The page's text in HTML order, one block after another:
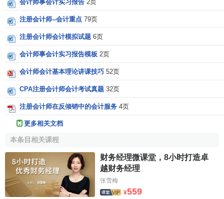
如何加入澳洲会计师公会
会员资质
申请人必须完成澳公会认可的大学学士学位；或完成非
澳公会认可的学士学位，再加上澳公会认可的转换课程或
计硕士课程。
加入和晋级步骤
第一步：提出申请。
资格。
第二步：通过CPA课程的专业资格考试。
会计师事会计实习报告 2页
注册会计师--会计重点 79页
注册会计师会计模拟试题 6页
会计师事会计实习报告模板 2页
会计师会计基本理论讲课技巧 52页
CPA注册会计师会计考试真题 32页
注册会计师在反倾销中的会计服务 4页
更多相关文档
本条目相关课程
财务经理微课堂，8小时打造卓
越财务经理
张雪梅
¥559